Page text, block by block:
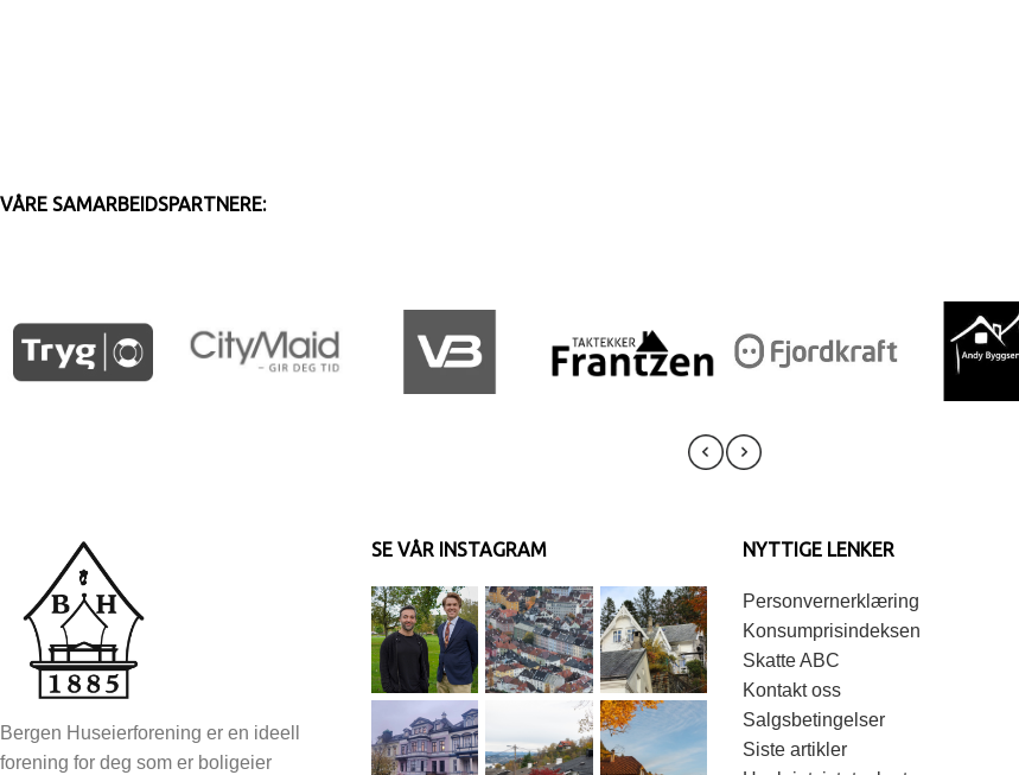
VÅRE SAMARBEIDSPARTNERE:
Bergen Huseierforening er en ideell
forening for deg som er boligeier
SE VÅR INSTAGRAM NYTTIGE LENKER
Personvernerklæring
Konsumprisindeksen
Skatte ABC
Kontakt oss
Salgsbetingelser
Siste artikler